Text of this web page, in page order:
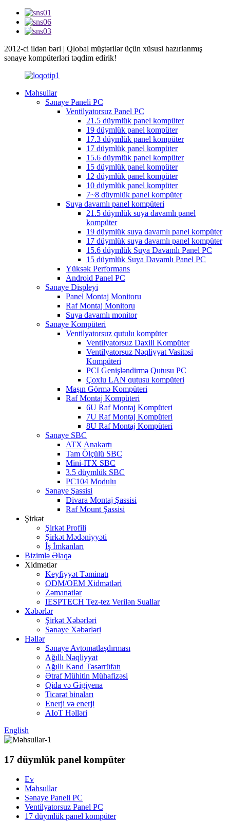
2012-ci ildən bəri | Qlobal müştərilər üçün xüsusi hazırlanmış
sənaye kompüterləri təqdim edirik!
Məhsullar
Sənaye Paneli PC
Ventilyatorsuz Panel PC
21.5 düymlük panel kompüter
19 düymlük panel kompüter
17.3 düymlük panel kompüter
17 düymlük panel kompüter
15.6 düymlük panel kompüter
15 düymlük panel kompüter
12 düymlük panel kompüter
10 düymlük panel kompüter
7~8 düymlük panel kompüter
Suya davamlı panel kompüteri
21.5 düymlük suya davamlı panel
kompüter
19 düymlük suya davamlı panel kompüter
17 düymlük suya davamlı panel kompüter
15.6 düymlük Suya Davamlı Panel PC
15 düymlük Suya Davamlı Panel PC
Yüksək Performans
Android Panel PC
Sənaye Displeyi
Panel Montaj Monitoru
Raf Montaj Monitoru
Suya davamlı monitor
Sənaye Kompüteri
Ventilyatorsuz qutulu kompüter
Ventilyatorsuz Daxili Kompüter
Ventilyatorsuz Nəqliyyat Vasitəsi
Kompüteri
PCI Genişləndirmə Qutusu PC
Çoxlu LAN qutusu kompüteri
Maşın Görmə Kompüteri
Raf Montaj Kompüteri
6U Raf Montaj Kompüteri
7U Raf Montaj Kompüteri
8U Raf Montaj Kompüteri
Sənaye SBC
ATX Anakartı
Tam Ölçülü SBC
Mini-ITX SBC
3.5 düymlük SBC
PC104 Modulu
Sənaye Şassisi
Divara Montaj Şassisi
Raf Mount Şassisi
Şirkət
Şirkət Profili
Şirkət Mədəniyyəti
İş İmkanları
Bizimlə Əlaqə
Xidmətlər
Keyfiyyət Təminatı
ODM/OEM Xidmətləri
Zəmanətlər
IESPTECH Tez-tez Verilən Suallar
Xəbərlər
Şirkət Xəbərləri
Sənaye Xəbərləri
Həllər
Sənaye Avtomatlaşdırması
Ağıllı Nəqliyyat
Ağıllı Kənd Təsərrüfatı
Ətraf Mühitin Mühafizəsi
Qida və Gigiyena
Ticarət binaları
Enerji və enerji
AIoT Həlləri
English
17 düymlük panel kompüter
Ev
Məhsullar
Sənaye Paneli PC
Ventilyatorsuz Panel PC
17 düymlük panel kompüter